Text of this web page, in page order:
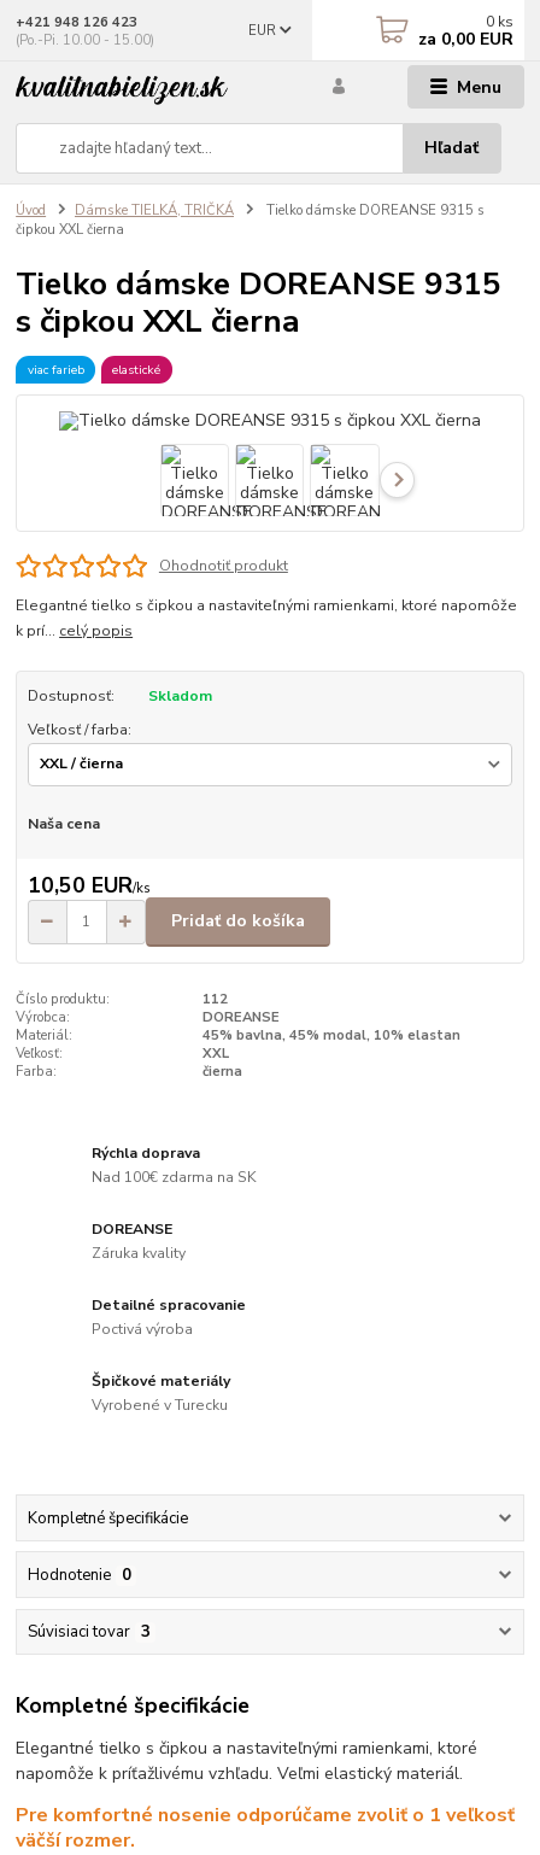
Menu
EUR
Hľadať
+421 948 126 423
(Po.-Pi. 10.00 - 15.00)
0 ks
za 0,00 EUR
Úvod Dámske TIELKÁ, TRIČKÁ
Tielko dámske DOREANSE 9315 s
čipkou XXL čierna
Tielko dámske DOREANSE 9315
s čipkou XXL čierna
viac farieb elastické
Ohodnotiť produkt
Elegantné tielko s čipkou a nastaviteľnými ramienkami, ktoré napomôže
k prí... celý popis
Dostupnosť:
Skladom
Veľkosť / farba:
Naša cena
10,50 EUR/ks
Pridať do košíka
Číslo produktu:
112
Výrobca:
DOREANSE
Materiál:
45% bavlna, 45% modal, 10% elastan
Veľkosť:
XXL
Farba:
čierna
Rýchla doprava
Nad 100€ zdarma na SK
DOREANSE
Záruka kvality
Detailné spracovanie
Poctivá výroba
Špičkové materiály
Vyrobené v Turecku
Kompletné špecifikácie
Hodnotenie 0
Súvisiaci tovar 3
Kompletné špecifikácie
Elegantné tielko s čipkou a nastaviteľnými ramienkami, ktoré
napomôže k príťažlivému vzhľadu. Veľmi elastický materiál.
Pre komfortné nosenie odporúčame zvoliť o 1 veľkosť
väčší rozmer.